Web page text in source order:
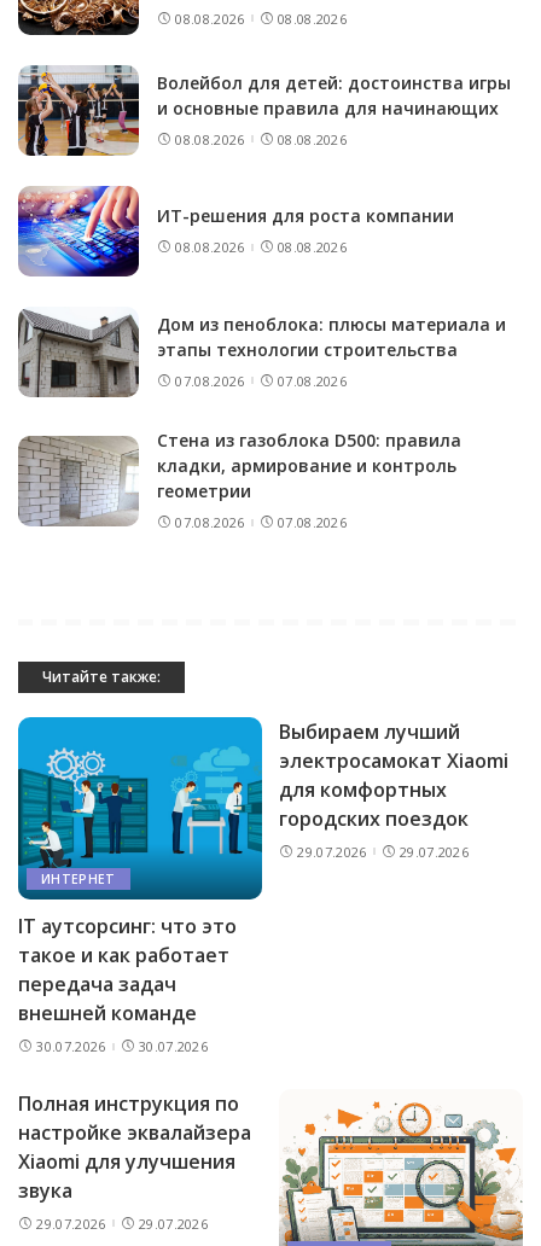
08.08.2026 08.08.2026
Волейбол для детей: достоинства игры
и основные правила для начинающих
08.08.2026 08.08.2026
ИТ-решения для роста компании
08.08.2026 08.08.2026
Дом из пеноблока: плюсы материала и
этапы технологии строительства
07.08.2026 07.08.2026
Стена из газоблока D500: правила
кладки, армирование и контроль
геометрии
07.08.2026 07.08.2026
Читайте также:
ИНТЕРНЕТ
IT аутсорсинг: что это
такое и как работает
передача задач
внешней команде
30.07.2026 30.07.2026
Выбираем лучший
электросамокат Xiaomi
для комфортных
городских поездок
29.07.2026 29.07.2026
Полная инструкция по
настройке эквалайзера
Xiaomi для улучшения
звука
29.07.2026 29.07.2026